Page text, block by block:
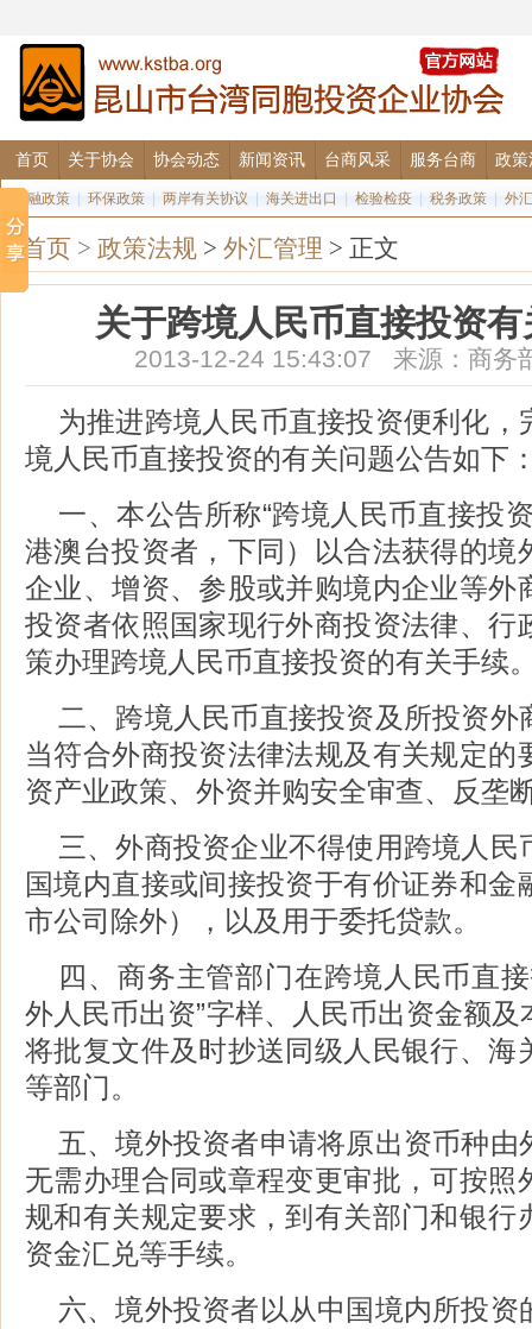
首页 关于协会 协会动态 新闻资讯 台商风采 服务台商 政策
金融政策 环保政策 两岸有关协议 海关进出口 检验检疫 税务政策 外
首页 > 政策法规 > 外汇管理 > 正文
关于跨境人民币直接投资
2013-12-24 15:43:07 来源：商
为推进跨境人民币直接投资便利化，
境人民币直接投资的有关问题公告如下
一、本公告所称“跨境人民币直接投
港澳台投资者，下同）以合法获得的境
企业、增资、参股或并购境内企业等外
投资者依照国家现行外商投资法律、行
策办理跨境人民币直接投资的有关手续
二、跨境人民币直接投资及所投资外
当符合外商投资法律法规及有关规定的
资产业政策、外资并购安全审查、反垄
三、外商投资企业不得使用跨境人民
国境内直接或间接投资于有价证券和金
市公司除外），以及用于委托贷款。
四、商务主管部门在跨境人民币直
外人民币出资”字样、人民币出资金额
将批复文件及时抄送同级人民银行、海
等部门。
五、境外投资者申请将原出资币种由
无需办理合同或章程变更审批，可按照
规和有关规定要求，到有关部门和银行
资金汇兑等手续。
六、境外投资者以从中国境内所投资